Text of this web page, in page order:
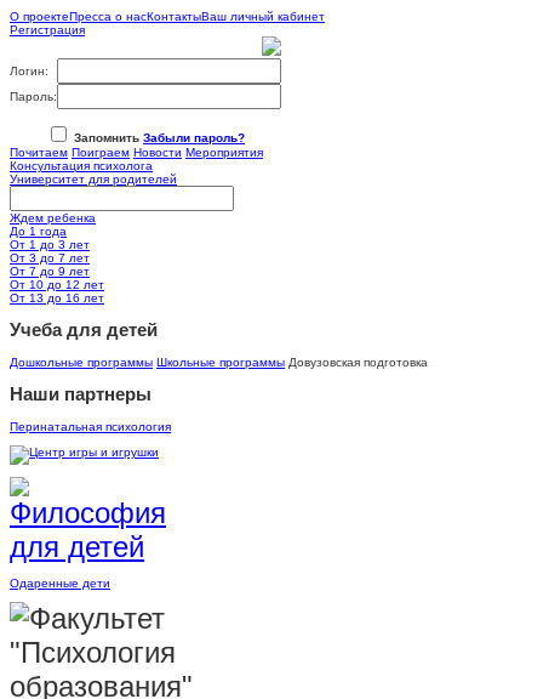
О проектеПресса о насКонтактыВаш личный кабинет
Регистрация
Логин:
Пароль:
Запомнить Забыли пароль?
Почитаем Поиграем Новости Мероприятия
Консультация психолога
Университет для родителей
Ждем ребенка
До 1 года
От 1 до 3 лет
От 3 до 7 лет
От 7 до 9 лет
От 10 до 12 лет
От 13 до 16 лет
Учеба для детей
Дошкольные программы Школьные программы Довузовская подготовка
Наши партнеры
Перинатальная психология
Одаренные дети